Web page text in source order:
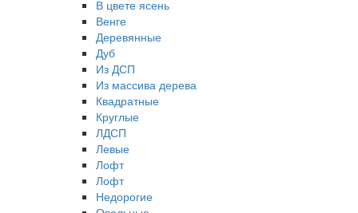
В цвете ясень
Венге
Деревянные
Дуб
Из ДСП
Из массива дерева
Квадратные
Круглые
ЛДСП
Левые
Лофт
Лофт
Недорогие